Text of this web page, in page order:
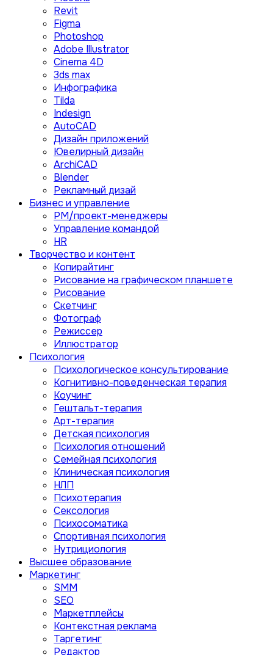
Revit
Figma
Photoshop
Adobe Illustrator
Сinema 4D
3ds max
Инфографика
Tilda
Indesign
AutoCAD
Дизайн приложений
Ювелирный дизайн
ArchiCAD
Blender
Рекламный дизай
Бизнес и управление
PM/проект-менеджеры
Управление командой
HR
Творчество и контент
Копирайтинг
Рисование на графическом планшете
Рисование
Скетчинг
Фотограф
Режиссер
Иллюстратор
Психология
Психологическое консультирование
Когнитивно-поведенческая терапия
Коучинг
Гештальт-терапия
Арт-терапия
Детская психология
Психология отношений
Семейная психология
Клиническая психология
НЛП
Психотерапия
Сексология
Психосоматика
Спортивная психология
Нутрициология
Высшее образование
Маркетинг
SMM
SEO
Маркетплейсы
Контекстная реклама
Таргетинг
Редактор